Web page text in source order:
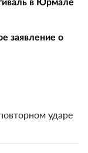
в Юрмале
заявление о
ударе